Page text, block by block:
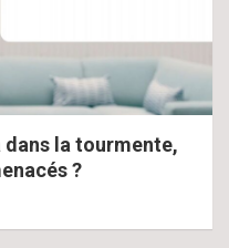
la tourmente,
?